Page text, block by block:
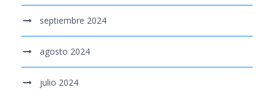
septiembre 2024
agosto 2024
julio 2024